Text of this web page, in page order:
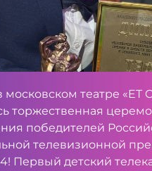
московском театре «ET
торжественная
победителей
телевизионной
Первый детский